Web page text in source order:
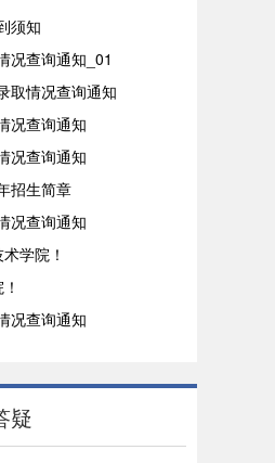
须知
况查询通知_01
取情况查询通知
况查询通知
况查询通知
招生简章
况查询通知
学院！
况查询通知
疑